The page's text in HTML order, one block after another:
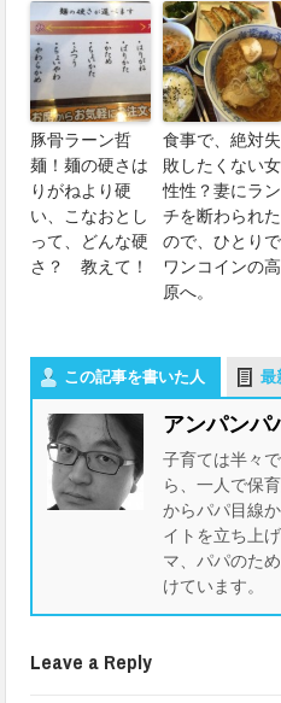
豚骨ラーン哲
麺！麺の硬さは
りがねより硬
い、こなおとし
って、どんな硬
さ？ 教えて！
食事で、絶対失
敗したくない女
性性？妻にラン
チを断わられた
ので、ひとりで
ワンコインの高
原へ。
この記事を書いた人 最
アンパンパ
子育ては半々
ら、一人で保
からパパ目線
イトを立ち上
マ、パパのた
けています。
Leave a Reply